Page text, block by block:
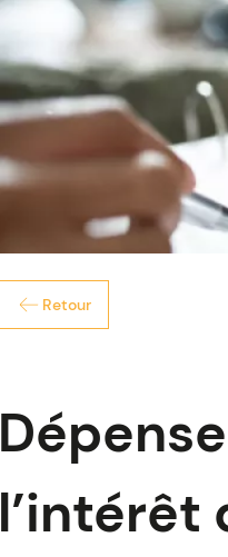
Retour
l’intérêt